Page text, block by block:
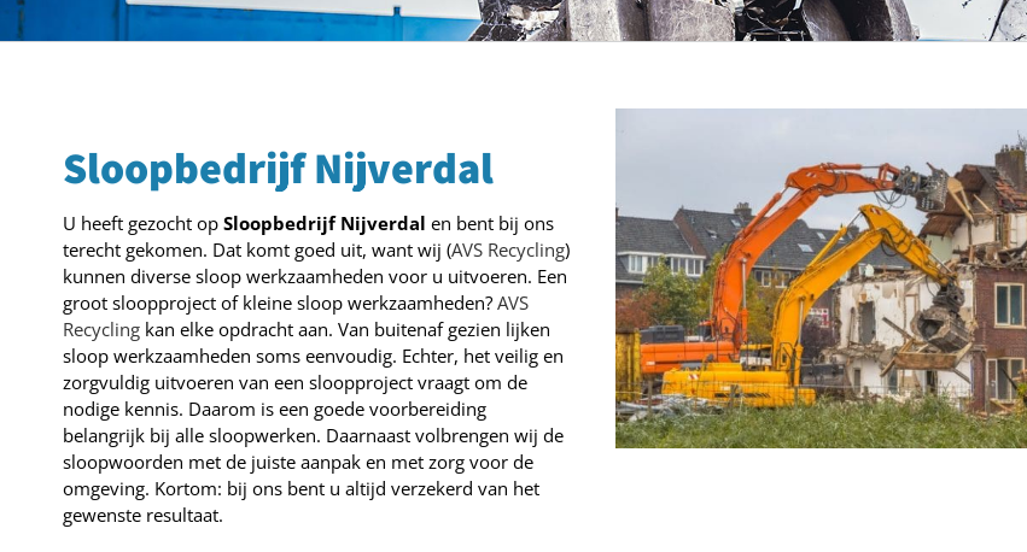
Sloopbedrijf Nijverdal
U heeft gezocht op Sloopbedrijf Nijverdal en bent bij ons
terecht gekomen. Dat komt goed uit, want wij (AVS Recycling)
kunnen diverse sloop werkzaamheden voor u uitvoeren. Een
groot sloopproject of kleine sloop werkzaamheden? AVS
Recycling kan elke opdracht aan. Van buitenaf gezien lijken
sloop werkzaamheden soms eenvoudig. Echter, het veilig en
zorgvuldig uitvoeren van een sloopproject vraagt om de
nodige kennis. Daarom is een goede voorbereiding
belangrijk bij alle sloopwerken. Daarnaast volbrengen wij de
sloopwoorden met de juiste aanpak en met zorg voor de
omgeving. Kortom: bij ons bent u altijd verzekerd van het
gewenste resultaat.